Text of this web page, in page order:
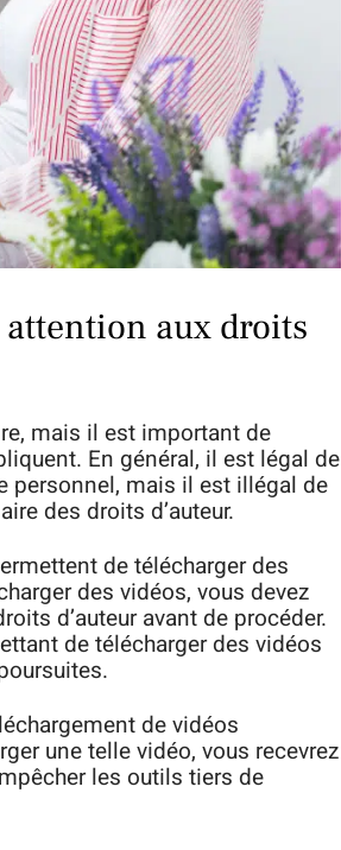
attention aux droits
mais il est important de
En général, il est légal de
personnel, mais il est illégal de
des droits d’auteur.
de télécharger des
des vidéos, vous devez
d’auteur avant de procéder.
de télécharger des vidéos
de vidéos
une telle vidéo, vous recevrez
les outils tiers de